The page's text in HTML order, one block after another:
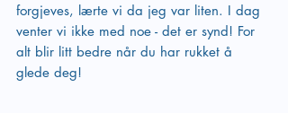
forgjeves, lærte vi da jeg var liten. I dag
venter vi ikke med noe - det er synd! For
alt blir litt bedre når du har rukket å
glede deg!